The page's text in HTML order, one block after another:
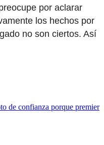
por aclarar
los hechos por
no son ciertos. Así
de confianza porque premier